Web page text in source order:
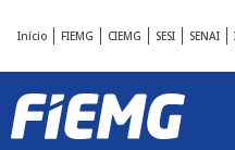
Início FIEMG CIEMG SESI SENAI